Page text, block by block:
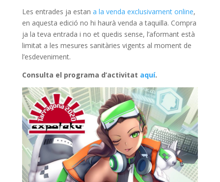
Les entrades ja estan a la venda exclusivament online,
en aquesta edició no hi haurà venda a taquilla. Compra
ja la teva entrada i no et quedis sense, l’aformant està
limitat a les mesures sanitàries vigents al moment de
l’esdeveniment.
Consulta el programa d’activitat aquí.